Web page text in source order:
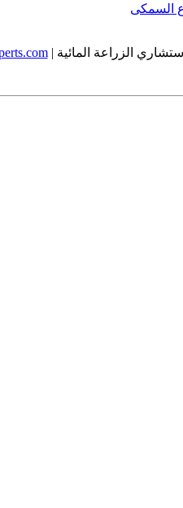
السمكى
الزراعة المائية |